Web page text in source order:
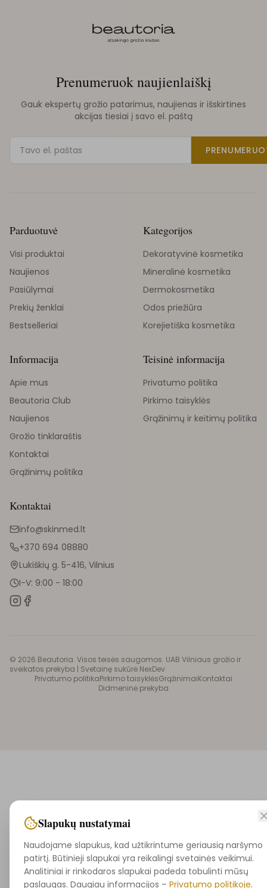
Prenumeruok naujienlaiškį
Gauk ekspertų grožio patarimus, naujienas ir išskirtines
akcijas tiesiai į savo el. paštą
Parduotuvė
Visi produktai
Naujienos
Pasiūlymai
Prekių ženklai
Bestselleriai
Kategorijos
Dekoratyvinė kosmetika
Mineralinė kosmetika
Dermokosmetika
Odos priežiūra
Korejietiška kosmetika
Informacija
Apie mus
Beautoria Club
Naujienos
Grožio tinklaraštis
Kontaktai
Grąžinimų politika
Teisinė informacija
Privatumo politika
Pirkimo taisyklės
Grąžinimų ir keitimų politika
Kontaktai
info@skinmed.lt
+370 694 08880
Lukiškių g. 5-416, Vilnius
I-V: 9:00 - 18:00
© 2026 Beautoria. Visos teisės saugomos. UAB Vilniaus grožio ir
sveikatos prekyba | Svetainę sukūrė NexDev
Privatumo politikaPirkimo taisyklėsGrąžinimaiKontaktai
Didmeninė prekyba
Slapukų nustatymai
Naudojame slapukus, kad užtikrintume geriausią naršymo
patirtį. Būtinieji slapukai yra reikalingi svetainės veikimui.
Analitiniai ir rinkodaros slapukai padeda tobulinti mūsų
paslaugas. Daugiau informacijos – Privatumo politikoje.